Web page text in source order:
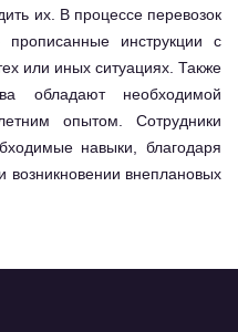
их. В процессе перевозок
инструкции с
или иных ситуациях. Также
обладают необходимой
опытом. Сотрудники
навыки, благодаря
возникновении внеплановых